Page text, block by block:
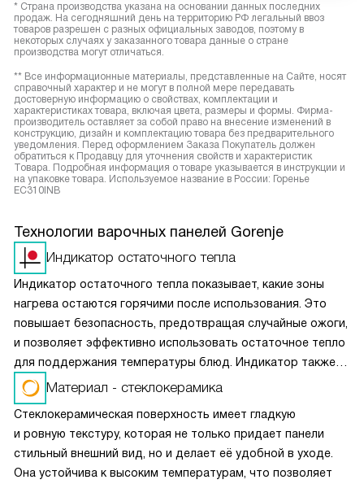
* Страна производства указана на основании данных последних
продаж. На сегодняшний день на территорию РФ легальный ввоз
товаров разрешен с разных официальных заводов, поэтому в
некоторых случаях у заказанного товара данные о стране
производства могут отличаться.
** Все информационные материалы, представленные на Сайте, носят
справочный характер и не могут в полной мере передавать
достоверную информацию о свойствах, комплектации и
характеристиках товара, включая цвета, размеры и формы. Фирма-
производитель оставляет за собой право на внесение изменений в
конструкцию, дизайн и комплектацию товара без предварительного
уведомления. Перед оформлением Заказа Покупатель должен
обратиться к Продавцу для уточнения свойств и характеристик
Товара. Подробная информация о товаре указывается в инструкции и
на упаковке товара. Используемое название в России: Горенье
EC310INB
Технологии варочных панелей Gorenje
Индикатор остаточного тепла
Индикатор остаточного тепла показывает, какие зоны
нагрева остаются горячими после использования. Это
повышает безопасность, предотвращая случайные ожоги,
и позволяет эффективно использовать остаточное тепло
для поддержания температуры блюд. Индикатор также
способствует экономии энергии, поскольку показывает,
когда можно продолжить готовить на оставшемся тепле.
Материал - стеклокерамика
Стеклокерамическая поверхность имеет гладкую
и ровную текстуру, которая не только придает панели
стильный внешний вид, но и делает её удобной в уходе.
Она устойчива к высоким температурам, что позволяет